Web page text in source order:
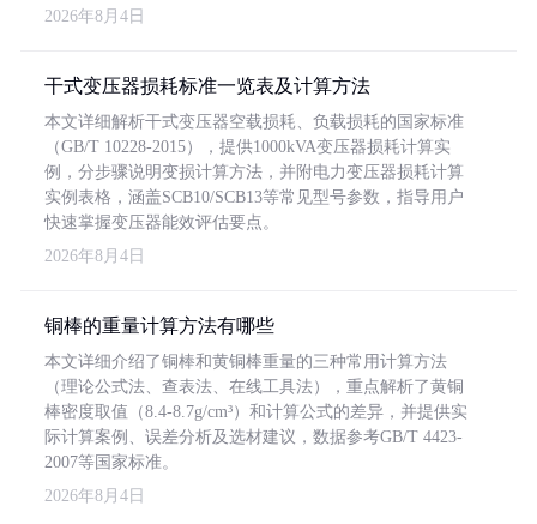
2026年8月4日
干式变压器损耗标准一览表及计算方法
本文详细解析干式变压器空载损耗、负载损耗的国家标准
（GB/T 10228-2015），提供1000kVA变压器损耗计算实
例，分步骤说明变损计算方法，并附电力变压器损耗计算
实例表格，涵盖SCB10/SCB13等常见型号参数，指导用户
快速掌握变压器能效评估要点。
2026年8月4日
铜棒的重量计算方法有哪些
本文详细介绍了铜棒和黄铜棒重量的三种常用计算方法
（理论公式法、查表法、在线工具法），重点解析了黄铜
棒密度取值（8.4-8.7g/cm³）和计算公式的差异，并提供实
际计算案例、误差分析及选材建议，数据参考GB/T 4423-
2007等国家标准。
2026年8月4日